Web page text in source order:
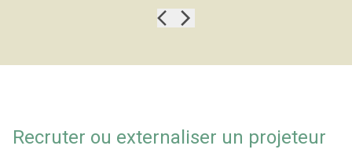
Recruter ou externaliser un projeteur